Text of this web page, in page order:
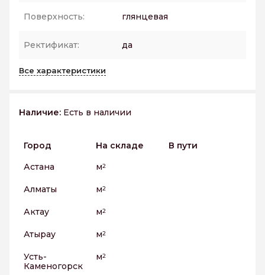
Поверхность: глянцевая
Ректификат: да
Все характеристики
Наличие: Есть в наличии
Город На складе
В пути
Астана
м2
Алматы м2
Актау м2
Атырау м2
Усть-
Каменогорск
м2